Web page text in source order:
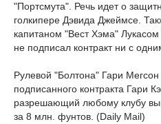
"Портсмута". Речь идет о
голкипере Дэвида Джеймсе.
капитаном "Вест Хэма"
не подписал контракт ни с
Рулевой "Болтона" Гари Мегсон
подписанного контракта Гари
разрешающий любому клубу
за 8 млн. фунтов. (Daily Mail)